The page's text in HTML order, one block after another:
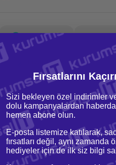
Güvenilir Alışveriş
Kolay iade imkanı
Aya
Yorum Yaz
Fiyat Teklifi Al
Fırsatlarını
Sizi bekleyen özel indirimler
dolu kampanyalardan
hemen abone olun.
E-posta listemize katılarak,
fırsatları değil, aynı zamanda
hediyeler için de ilk siz bilgi